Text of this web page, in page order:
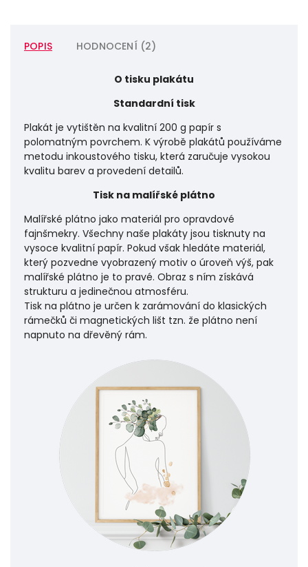
POPIS HODNOCENÍ (2)
O tisku plakátu
Standardní tisk
Plakát je vytištěn na kvalitní 200 g papír s
polomatným povrchem. K výrobě plakátů používáme
metodu inkoustového tisku, která zaručuje vysokou
kvalitu barev a provedení detailů.
Tisk na malířské plátno
Malířské plátno jako materiál pro opravdové
fajnšmekry. Všechny naše plakáty jsou tisknuty na
vysoce kvalitní papír. Pokud však hledáte materiál,
který pozvedne vyobrazený motiv o úroveň výš, pak
malířské plátno je to pravé. Obraz s ním získává
strukturu a jedinečnou atmosféru.
Tisk na plátno je určen k zarámování do klasických
rámečků či magnetických lišt tzn. že plátno není
napnuto na dřevěný rám.